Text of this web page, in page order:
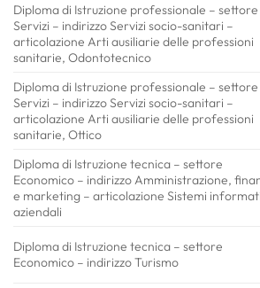
Diploma di Istruzione professionale – settore
Servizi – indirizzo Servizi socio-sanitari –
articolazione Arti ausiliarie delle professioni
sanitarie, Odontotecnico
Diploma di Istruzione professionale – settore
Servizi – indirizzo Servizi socio-sanitari –
articolazione Arti ausiliarie delle professioni
sanitarie, Ottico
Diploma di Istruzione tecnica – settore
Economico – indirizzo Amministrazione,
e marketing – articolazione Sistemi
aziendali
Diploma di Istruzione tecnica – settore
Economico – indirizzo Turismo